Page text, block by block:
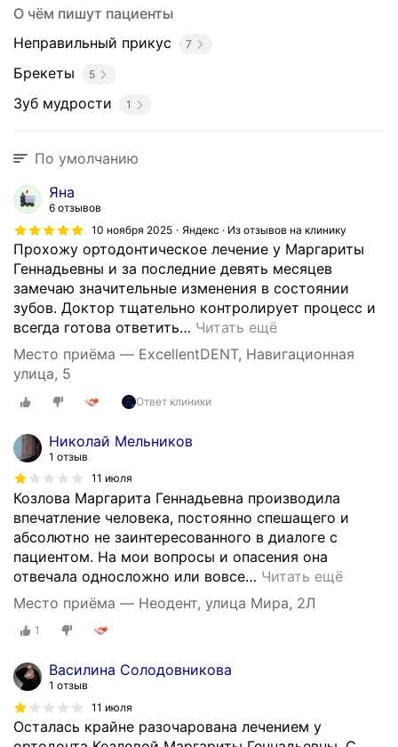
О чём пишут пациенты
Неправильный прикус
7
Брекеты 5
Зуб мудрости 1
По умолчанию
Яна
6 отзывов
10 ноября 2025
Яндекс · Из отзывов на клинику
Прохожу ортодонтическое лечение у Маргариты
Геннадьевны и за последние девять месяцев
замечаю значительные изменения в состоянии
зубов. Доктор тщательно контролирует процесс и
всегда готова ответить… Читать ещё
Место приёма — ExcellentDENT, Навигационная
улица, 5
Ответ клиники
Николай Мельников
1 отзыв
11 июля
Козлова Маргарита Геннадьевна производила
впечатление человека, постоянно спешащего и
абсолютно не заинтересованного в диалоге с
пациентом. На мои вопросы и опасения она
отвечала односложно или вовсе… Читать ещё
Место приёма — Неодент, улица Мира, 2Л
1
Василина Солодовникова
1 отзыв
11 июля
Осталась крайне разочарована лечением у